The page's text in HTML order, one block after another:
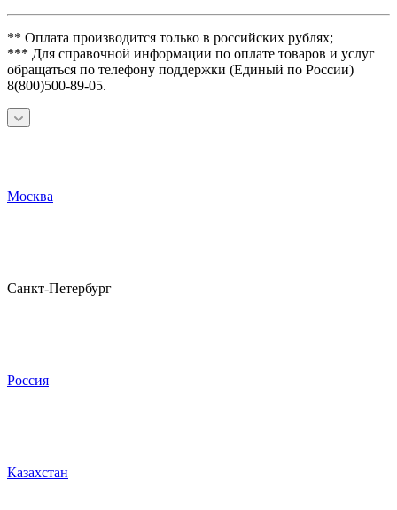
** Оплата производится только в российских рублях;
*** Для справочной информации по оплате товаров и услуг
обращаться по телефону поддержки (Единый по России)
8(800)500-89-05.
Москва
Санкт-Петербург
Россия
Казахстан